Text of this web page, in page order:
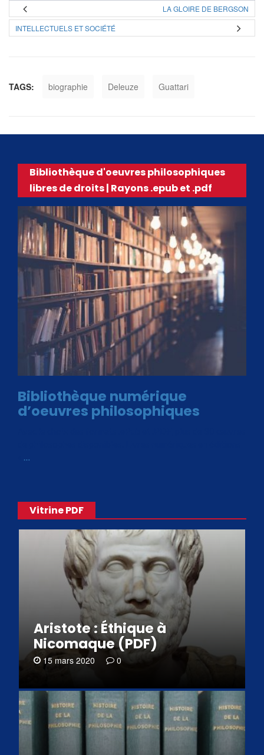
LA GLOIRE DE BERGSON
INTELLECTUELS ET SOCIÉTÉ
TAGS: biographie Deleuze Guattari
Bibliothèque d'oeuvres philosophiques
libres de droits | Rayons .epub et .pdf
Bibliothèque numérique
d’oeuvres philosophiques
…
Vitrine PDF
Aristote : Éthique à
Nicomaque (PDF)
15 mars 2020 0